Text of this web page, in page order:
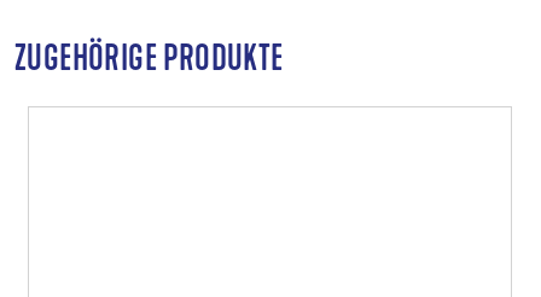
ZUGEHÖRIGE PRODUKTE